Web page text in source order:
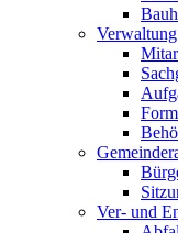
Verwaltung
Ver- und